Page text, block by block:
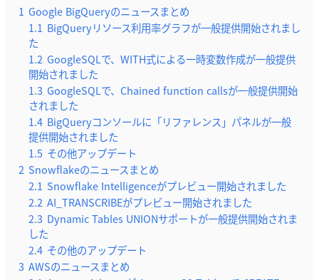
1 Google BigQueryのニュースまとめ
1.1 BigQueryリソース利用率グラフが一般提供開始されまし
た
1.2 GoogleSQLで、WITH式による一時変数作成が一般提供
開始されました
1.3 GoogleSQLで、Chained function callsが一般提供開始
されました
1.4 BigQueryコンソールに「リファレンス」パネルが一般
提供開始されました
1.5 その他アップデート
2 Snowflakeのニュースまとめ
2.1 Snowflake Intelligenceがプレビュー開始されました
2.2 AI_TRANSCRIBEがプレビュー開始されました
2.3 Dynamic Tables UNIONサポートが一般提供開始されま
した
2.4 その他のアップデート
3 AWSのニュースまとめ